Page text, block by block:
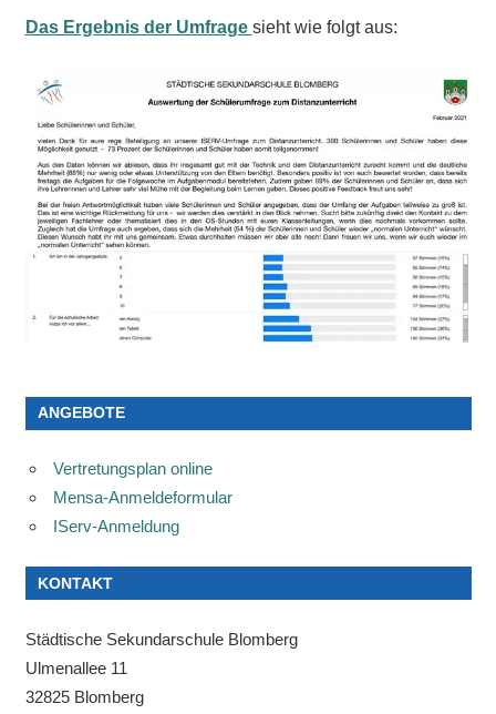
Das Ergebnis der Umfrage sieht wie folgt aus:
ANGEBOTE
Vertretungsplan online
Mensa-Anmeldeformular
IServ-Anmeldung
KONTAKT
Städtische Sekundarschule Blomberg
Ulmenallee 11
32825 Blomberg